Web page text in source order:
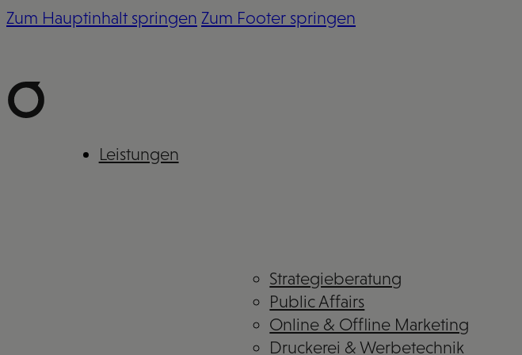
Zum Hauptinhalt springen Zum Footer springen
Leistungen
Strategieberatung
Public Affairs
Online & Offline Marketing
Druckerei & Werbetechnik